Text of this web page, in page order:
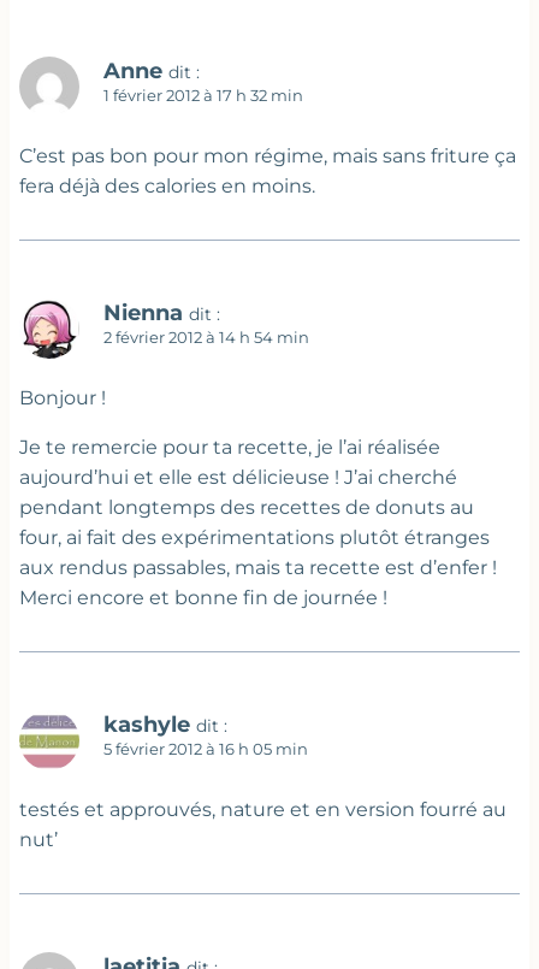
Anne dit :
1 février 2012 à 17 h 32 min
C’est pas bon pour mon régime, mais sans friture ça
fera déjà des calories en moins.
Nienna dit :
2 février 2012 à 14 h 54 min
Bonjour !
Je te remercie pour ta recette, je l’ai réalisée
aujourd’hui et elle est délicieuse ! J’ai cherché
pendant longtemps des recettes de donuts au
four, ai fait des expérimentations plutôt étranges
aux rendus passables, mais ta recette est d’enfer !
Merci encore et bonne fin de journée !
kashyle dit :
5 février 2012 à 16 h 05 min
testés et approuvés, nature et en version fourré au
nut’